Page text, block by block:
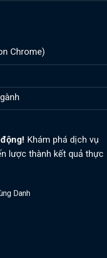
Chrome)
Khám phá dịch vụ
lược thành kết quả thực
Danh